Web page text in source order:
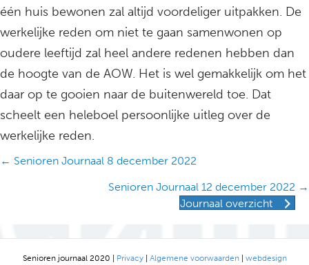
één huis bewonen zal altijd voordeliger uitpakken. De
werkelijke reden om niet te gaan samenwonen op
oudere leeftijd zal heel andere redenen hebben dan
de hoogte van de AOW. Het is wel gemakkelijk om het
daar op te gooien naar de buitenwereld toe. Dat
scheelt een heleboel persoonlijke uitleg over de
werkelijke reden.
Posts
← Senioren Journaal 8 december 2022
Senioren Journaal 12 december 2022 →
Journaal overzicht
Senioren journaal 2020 | Privacy| Algemene voorwaarden| webdesign